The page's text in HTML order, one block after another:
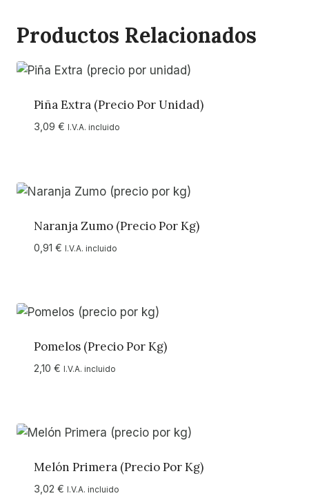
Productos Relacionados
Piña Extra (precio Por Unidad)
3,09 € I.V.A. incluido
Naranja Zumo (precio Por Kg)
0,91 € I.V.A. incluido
Pomelos (precio Por Kg)
2,10 € I.V.A. incluido
Melón Primera (precio Por Kg)
3,02 € I.V.A. incluido